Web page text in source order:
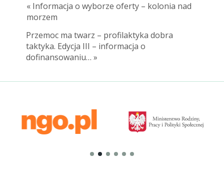
« Informacja o wyborze oferty – kolonia nad
morzem
Przemoc ma twarz – profilaktyka dobra
taktyka. Edycja III – informacja o
dofinansowaniu… »